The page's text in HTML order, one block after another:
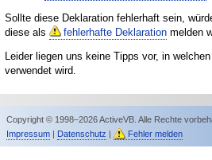
Sollte diese Deklaration fehlerhaft sein,
diese als
fehlerhafte Deklaration melden
Leider liegen uns keine Tipps vor, in
verwendet wird.
Copyright © 1998–2026 ActiveVB. Alle Rechte
Impressum| Datenschutz | Fehler melden